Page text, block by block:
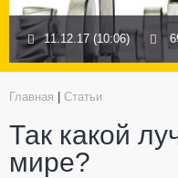
11.12.17 (10:06)
Главная Статьи
Так какой
мире?